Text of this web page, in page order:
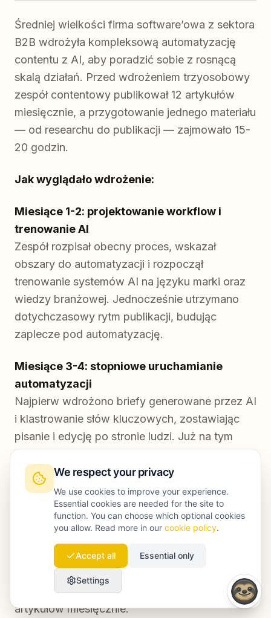
Średniej wielkości firma software’owa z sektora
B2B wdrożyła kompleksową automatyzację
contentu z AI, aby poradzić sobie z rosnącą
skalą działań. Przed wdrożeniem trzyosobowy
zespół contentowy publikował 12 artykułów
miesięcznie, a przygotowanie jednego materiału
— od researchu do publikacji — zajmowało 15-
20 godzin.
Jak wyglądało wdrożenie:
Miesiące 1-2: projektowanie workflow i
trenowanie AI
Zespół rozpisał obecny proces, wskazał
obszary do automatyzacji i rozpoczął
trenowanie systemów AI na języku marki oraz
wiedzy branżowej. Jednocześnie utrzymano
dotychczasowy rytm publikacji, budując
zaplecze pod automatyzację.
Miesiące 3-4: stopniowe uruchamianie
automatyzacji
Najpierw wdrożono briefy generowane przez AI
i klastrowanie słów kluczowych, zostawiając
pisanie i edycję po stronie ludzi. Już na tym
etapie czas researchu spadł o 60%, a briefy
stały się lepsze i bardziej szczegółowe.
Miesiące 5-6: włączenie AI do pisania
Następnie firma wdrożyła pisanie z AI przy
dla mniej strategicznych formatów, takich jak
aktualizacje produktowe i treści FAQ. Jakość
pozostała stabilna, a produkcja wzrosła do 18
artykułów miesięcznie.
We respect your privacy
We use cookies to improve your experience.
Essential cookies are needed for the site to
function. You can choose which optional cookies
you allow. Read more in our cookie policy.
Accept all Essential only
Settings